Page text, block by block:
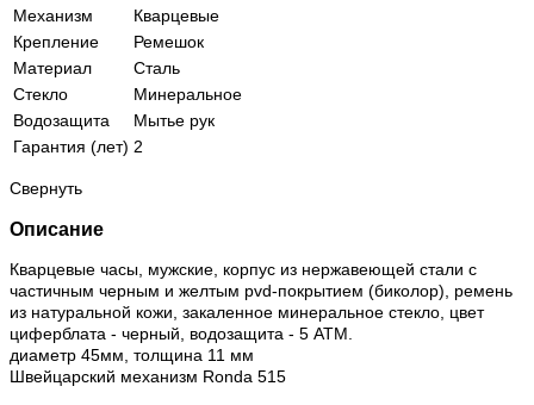
Механизм
Кварцевые
Крепление
Ремешок
Материал
Сталь
Стекло
Минеральное
Водозащита
Мытье рук
Гарантия (лет) 2
Свернуть
Описание
Кварцевые часы, мужские, корпус из нержавеющей стали с
частичным черным и желтым pvd-покрытием (биколор), ремень
из натуральной кожи, закаленное минеральное стекло, цвет
циферблата - черный, водозащита - 5 АТМ.
диаметр 45мм, толщина 11 мм
Швейцарский механизм Ronda 515